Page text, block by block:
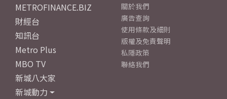
METROFINANCE.BIZ
財經台
知訊台
Metro Plus
MBO TV
新城八大家
新城動力
關於我們
廣告查詢
使用條款及細則
版權及免責聲明
私隱政策
聯絡我們